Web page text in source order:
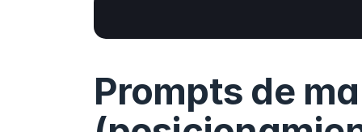
Prompts de